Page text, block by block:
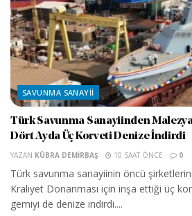
SAVUNMA SANAYII
Türk Savunma Sanayiinden
Dört Ayda Üç Korveti Denize İndirdi
YAZAN KÜBRA DEMIRBAŞ 10 SAAT ÖNCE 0
Türk savunma sanayiinin öncü
Kraliyet Donanması için inşa ettiği üç
gemiyi de denize indirdi....